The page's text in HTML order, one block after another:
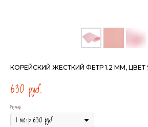
КОРЕЙСКИЙ ЖЕСТКИЙ ФЕТР 1.2 ММ, ЦВЕТ
630 руб.
Размер: